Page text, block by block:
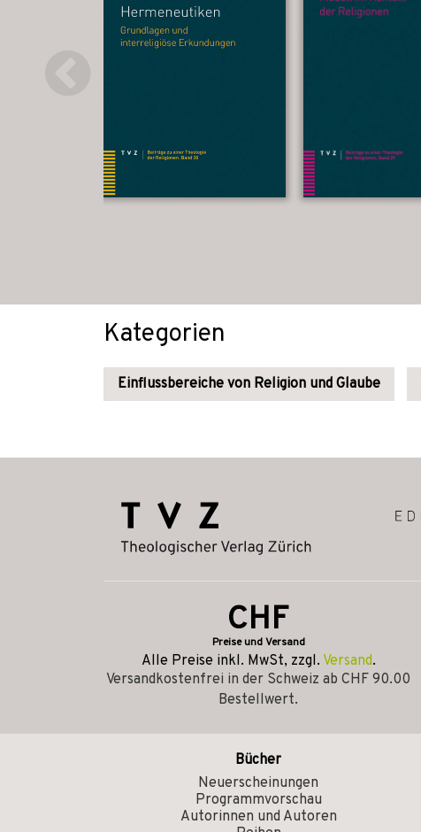
Kategorien
Einflussbereiche von Religion und Glaube
CHF
Preise und Versand
Alle Preise inkl. MwSt, zzgl. Versand.
Versandkostenfrei in der Schweiz ab CHF 90.00
Bestellwert.
Bücher
Neuerscheinungen
Programmvorschau
Autorinnen und Autoren